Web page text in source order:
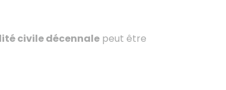
civile décennale peut être